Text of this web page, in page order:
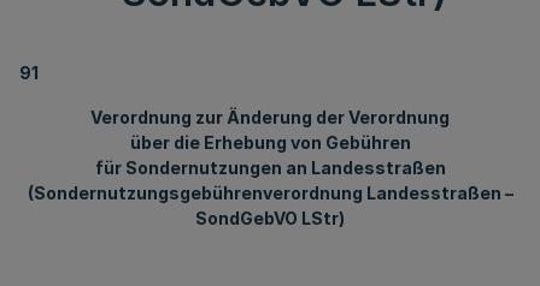
91
Verordnung zur Änderung der Verordnung
über die Erhebung von Gebühren
für Sondernutzungen an Landesstraßen
(Sondernutzungsgebührenverordnung Landesstraßen –
SondGebVO LStr)